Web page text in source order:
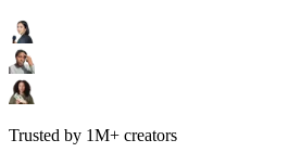
Trusted by 1M+ creators